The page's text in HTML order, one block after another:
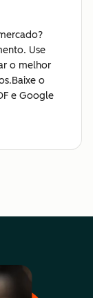
Use
o melhor
o
e Google